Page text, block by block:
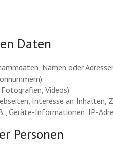
Daten
Namen oder
Videos).
Interesse an Inhalten,
Geräte-Informationen, IP-
Personen